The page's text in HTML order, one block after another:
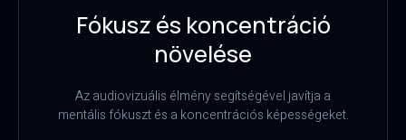
Fókusz és koncentráció
növelése
Az audiovizuális élmény segítségével javítja a
mentális fókuszt és a koncentrációs képességeket.